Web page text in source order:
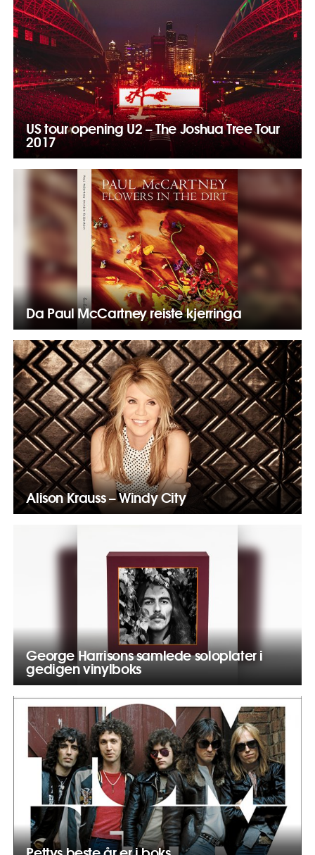
US tour opening U2 – The Joshua Tree Tour
2017
Da Paul McCartney reiste kjerringa
Alison Krauss – Windy City
George Harrisons samlede soloplater i
gedigen vinylboks